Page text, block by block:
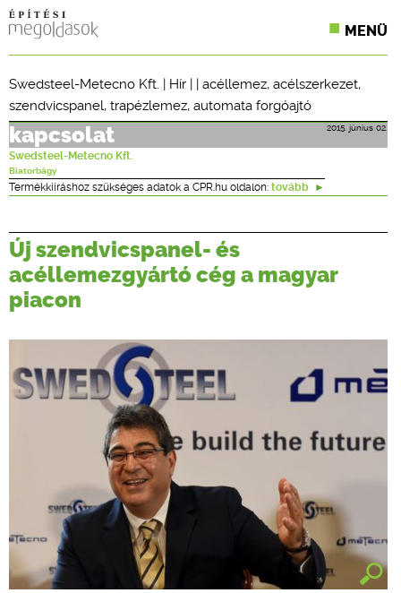
MENÜ
SZAKLAPOK
CPR TERMÉKKIÍRÁS
ÉPÍTÉSI JOG
ONLINE KÉPZÉSEK
TERVEZÉSI SEGÉDLETEK
Swedsteel-Metecno Kft. | Hír | | acéllemez, acélszerkezet,
szendvicspanel, trapézlemez, automata forgóajtó
2015. június 02.
kapcsolat
Swedsteel-Metecno Kft.
Biatorbágy
Termékkiíráshoz szükséges adatok a CPR.hu oldalon: tovább
Új szendvicspanel- és
acéllemezgyártó cég a magyar
piacon